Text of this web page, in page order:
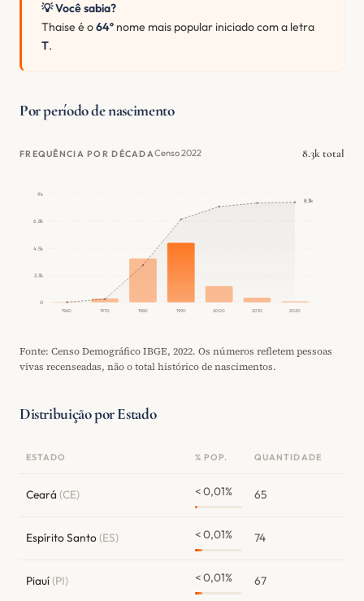
💡 Você sabia?
Thaise é o64º nome mais popular iniciado com a letra
T.
Por período de nascimento
FREQUÊNCIA POR DÉCADACenso 2022 8.3k total
0
2.3k
4.5k
6.8k
9k
1960 1970 1980 1990 2000 2010 2020
8.3k
Fonte: Censo Demográfico IBGE, 2022. Os números refletem pessoas
vivas recenseadas, não o total histórico de nascimentos.
Distribuição por Estado
ESTADO % POP. QUANTIDADE
Ceará (CE) < 0,01% 65
Espírito Santo(ES) < 0,01% 74
Piauí(PI) < 0,01% 67